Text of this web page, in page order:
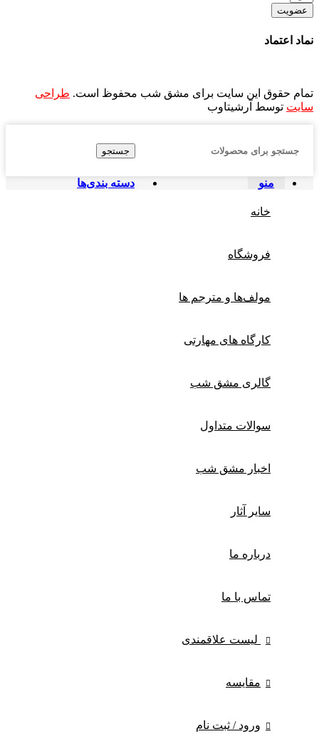
عضویت
نماد اعتماد
تمام حقوق این سایت برای مشق شب محفوظ است. طراحی
سایت توسط آرشیتاوب
جستجو
منو دسته بندی‌ها
خانه
فروشگاه
مولف‌ها و مترجم ها
کارگاه های مهارتی
گالری مشق شب
سوالات متداول
اخبار مشق شب
سایر آثار
درباره ما
تماس با ما
لیست علاقمندی
مقایسه
ورود / ثبت نام